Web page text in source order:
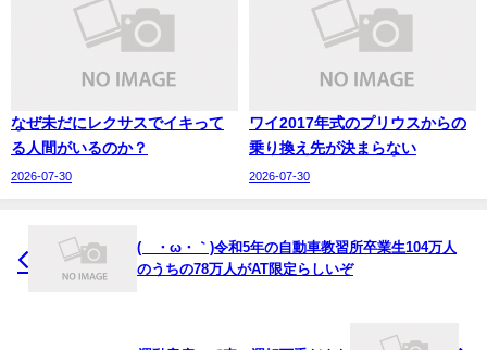
なぜ未だにレクサスでイキって
る人間がいるのか？
2026-07-30
ワイ2017年式のプリウスからの
乗り換え先が決まらない
2026-07-30
(´・ω・｀)令和5年の自動車教習所卒業生104万人
のうちの78万人がAT限定らしいぞ